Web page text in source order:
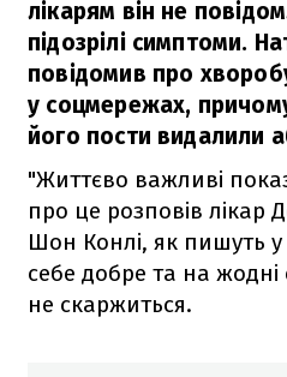
лікарям він не
підозрілі симптоми.
повідомив про
у соцмережах,
його пости видалили
"Життєво важливі
про це розповів лікар
Шон Конлі, як пишуть у
себе добре та на
не скаржиться.